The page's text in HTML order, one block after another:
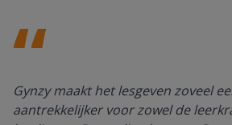
Gynzy maakt het lesgeven zoveel
aantrekkelijker voor zowel de